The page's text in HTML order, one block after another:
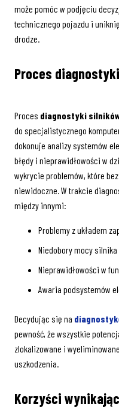
może pomóc w podjęciu
technicznego pojazdu i
drodze.
Proces
Proces diagnostyki
do specjalistycznego
dokonuje analizy systemów
błędy i nieprawidłowości w
wykrycie problemów, które
niewidoczne. W trakcie
między innymi:
Problemy z układem
Niedobory mocy silnika
Nieprawidłowości w
Awaria podsystemów
Decydując się na
pewność, że wszystkie
zlokalizowane i
uszkodzenia.
Korzyści